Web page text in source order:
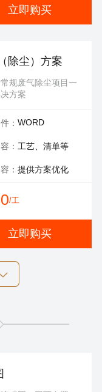
水池体，环保设备等
：填料购买
立即购买
立即购买
除尘）方案
规废气除尘项目一
方案
： WORD
： 工艺、清单等
： 提供方案优化
/工
立即购买
作
：